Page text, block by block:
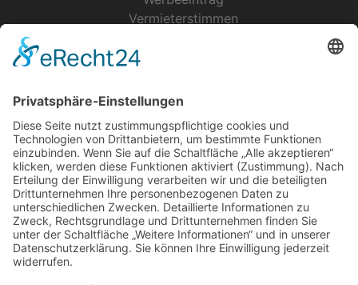
Vermieterstimmen
Urlaubsservice
Bücher, Karten & CD's
Ihre Anreise
Wetter
Links
Nutzungsbedingungen